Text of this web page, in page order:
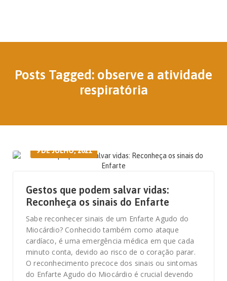
Posts Tagged: observe a atividade
respiratória
9 DE JULHO, 2021
Gestos que podem salvar vidas:
Reconheça os sinais do Enfarte
Sabe reconhecer sinais de um Enfarte Agudo do
Miocárdio? Conhecido também como ataque
cardíaco, é uma emergência médica em que cada
minuto conta, devido ao risco de o coração parar.
O reconhecimento precoce dos sinais ou sintomas
do Enfarte Agudo do Miocárdio é crucial devendo